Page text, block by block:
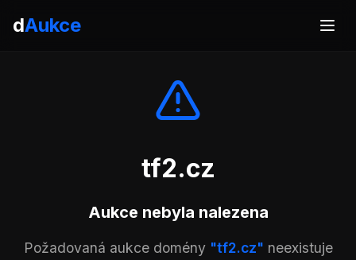
dAukce
tf2.cz
Aukce nebyla nalezena
Požadovaná aukce domény "tf2.cz" neexistuje